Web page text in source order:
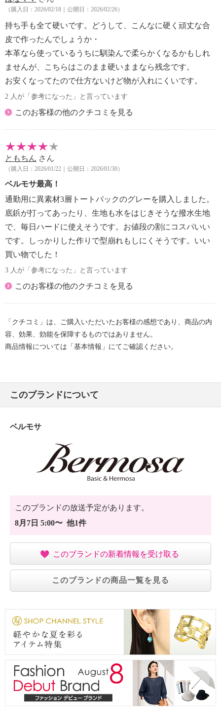
（購入日：2026/02/18｜公開日：2026/02/26）
持ち手も全て硬いです。どうして、こんなに硬く頑丈な合
皮で作ったんでしょうか・
本革なら使っているうちに馴染んで柔らかくなるかもしれ
ませんが、こちらはこのまま硬いままなら残念です。
お安くなってたので仕方ないけど物が入れにくいです。
2 人が「参考になった」と言っています
このお客様の他のクチコミを見る
ともちん さん
（購入日：2026/01/22｜公開日：2026/01/30）
ベルモサ最高！
通勤用に異素材3層トートバックのグレーを購入しました。
底鋲が打ってあったり、生地も水をはじきそうな撥水生地
で、毎日ハードに使えそうです。お値段の割にコスパいい
です。しっかりした作りで型崩れもしにくそうです。いい
買い物でした！
3 人が「参考になった」と言っています
このお客様の他のクチコミを見る
「クチコミ」は、ご購入いただいたお客様の感想であり、商品の内
容、効果、効能を保障するものではありません。
商品情報については「基本情報」にてご確認ください。
このブランドについて
ベルモサ
このブランドの放送予定があります。
8月7日 5:00〜 他1件
このブランドの新着情報を受け取る
このブランドの商品一覧を見る